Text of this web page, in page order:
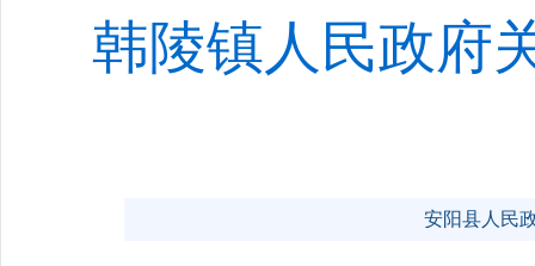
韩陵镇人民政府
安阳县人民